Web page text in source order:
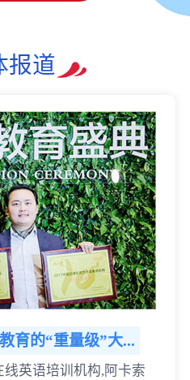
报道
育的“重量级”大...
英语培训机构,阿卡索